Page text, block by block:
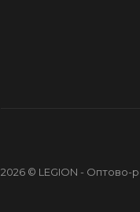
2026 © LEGION - Оптово-